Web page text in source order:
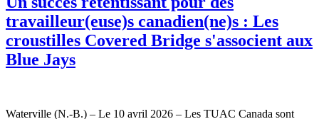
travailleur(euse)s canadien(ne)s : Les
croustilles Covered Bridge s'associent aux
Blue Jays
Waterville (N.-B.) – Le 10 avril 2026 – Les TUAC Canada sont